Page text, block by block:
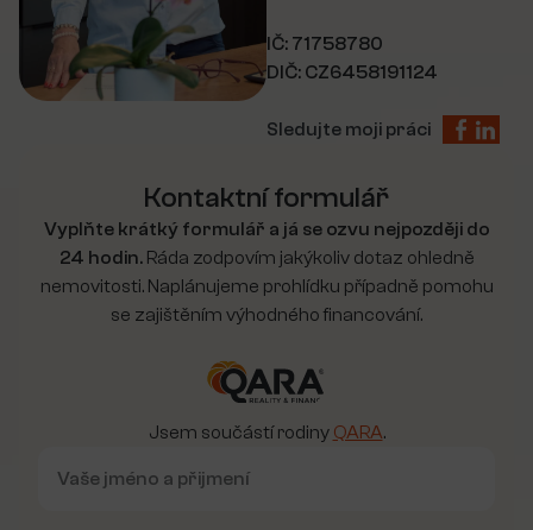
IČ: 71758780
DIČ: CZ6458191124
Sledujte moji práci
Kontaktní formulář
Vyplňte krátký formulář a já se ozvu nejpozději do
24 hodin.Ráda zodpovím jakýkoliv dotaz ohledně
nemovitosti. Naplánujeme prohlídku případně pomohu
se zajištěním výhodného financování.
Jsem součástí rodiny QARA.